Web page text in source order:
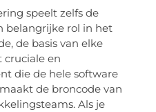
speelt zelfs de
belangrijke rol in het
de basis van elke
cruciale en
die de hele software
de broncode van
Als je